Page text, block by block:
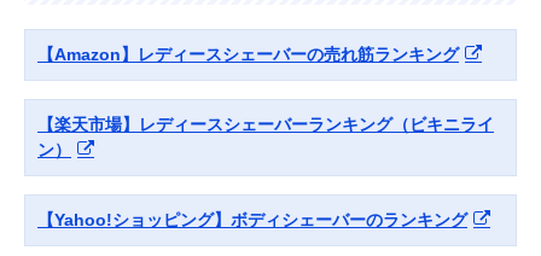
Amazonで見る
ライントリマー
MXVT-100
ズ
Vライントリマー
フローラ 5001-22
タイプ
【Amazon】レディースシェーバーの売れ筋ランキング
【楽天市場】レディースシェーバーランキング（ビキニライ
ン）
【Yahoo!ショッピング】ボディシェーバーのランキング